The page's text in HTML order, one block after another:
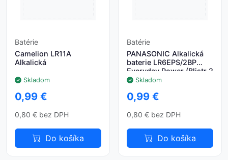
Batérie
Camelion LR11A
Alkalická
Skladom
0,99 €
0,80 € bez DPH
Do košíka
Batérie
PANASONIC Alkalická
baterie LR6EPS/2BP
Everyday Power (Blistr 2
ks)Skladom
0,99 €
0,80 € bez DPH
Do košíka